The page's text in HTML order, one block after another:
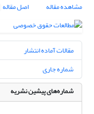
مشاهده مقاله
اصل مقاله
مقالات آماده انتشار
شماره جاری
شماره‌های پیشین نشریه